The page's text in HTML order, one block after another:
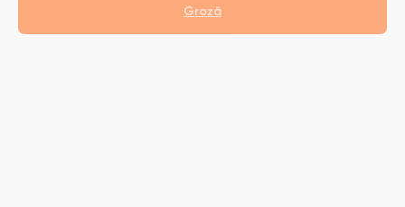
Grozā